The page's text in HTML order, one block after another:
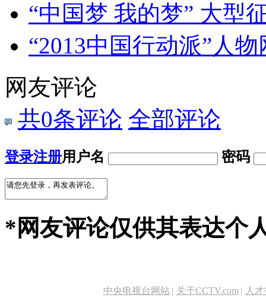
“中国梦 我的梦” 大型
“2013中国行动派”人
网友评论
共0条评论 全部评论
登录注册用户名 密码
*网友评论仅供其表达个
中央电视台网站 | 关于CCTV.com | 人